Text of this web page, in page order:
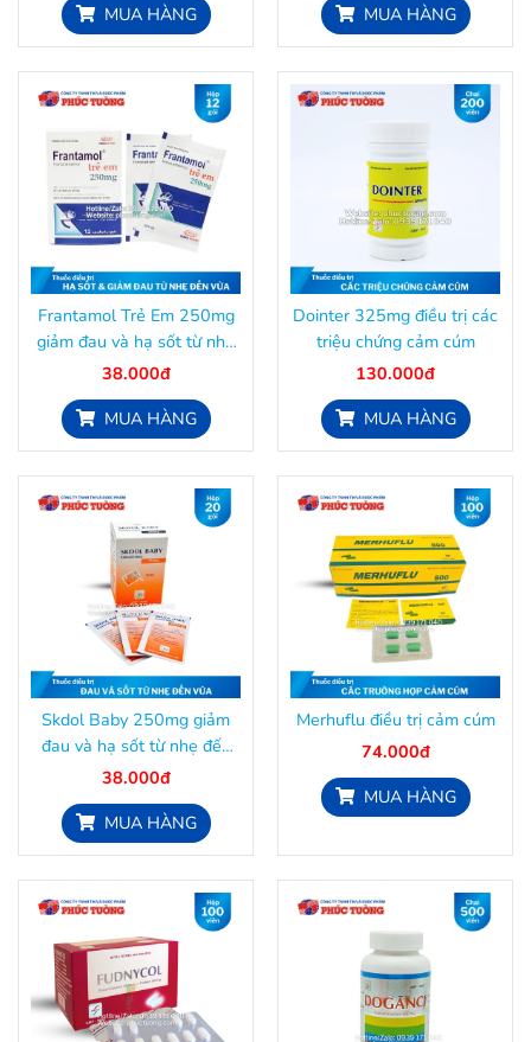
MUA HÀNG
MUA HÀNG
Frantamol Trẻ Em 250mg
giảm đau và hạ sốt từ nhẹ
đến vừa
38.000đ
MUA HÀNG
Dointer 325mg điều trị các
triệu chứng cảm cúm
130.000đ
MUA HÀNG
Skdol Baby 250mg giảm
đau và hạ sốt từ nhẹ đến
vừa
38.000đ
MUA HÀNG
Merhuflu điều trị cảm cúm
74.000đ
MUA HÀNG